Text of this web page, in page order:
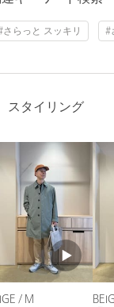
て見える場合がござ
ナイテッドアローズ
/品番をお申し付け下
CHINO SLK 品番：
M
size
on
さらっと スッキリ #
スタイリング
/ M